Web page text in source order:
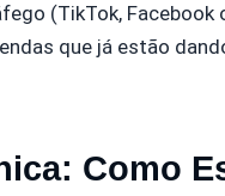
(TikTok, Facebook
que já estão
Como